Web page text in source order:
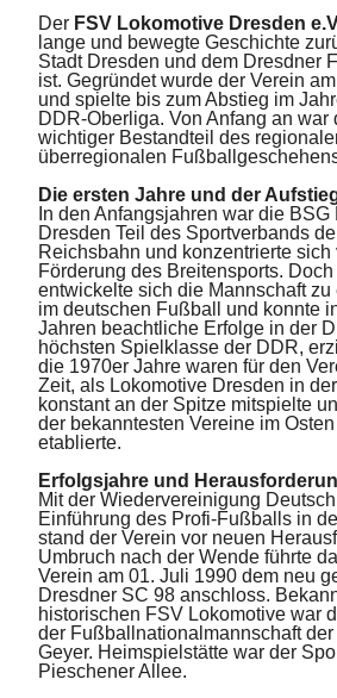
Der FSV Lokomotive Dresden
lange und bewegte Geschichte
Stadt Dresden und dem Dresdner
ist. Gegründet wurde der Verein
und spielte bis zum Abstieg im
DDR-Oberliga. Von Anfang an war
wichtiger Bestandteil des
überregionalen
Die ersten Jahre und der
In den Anfangsjahren war die BSG
Dresden Teil des Sportverbands
Reichsbahn und konzentrierte
Förderung des Breitensports.
entwickelte sich die Mannschaft
im deutschen Fußball und konnte
Jahren beachtliche Erfolge in der
höchsten Spielklasse der DDR,
die 1970er Jahre waren für den
Zeit, als Lokomotive Dresden in
konstant an der Spitze mitspielte
der bekanntesten Vereine im
etablierte.
Erfolgsjahre und
Mit der Wiedervereinigung
Einführung des Profi-Fußballs in
stand der Verein vor neuen
Umbruch nach der Wende führte
Verein am 01. Juli 1990 dem neu
Dresdner SC 98 anschloss.
historischen FSV Lokomotive war
der Fußballnationalmannschaft
Geyer. Heimspielstätte war der
Pieschener Allee.